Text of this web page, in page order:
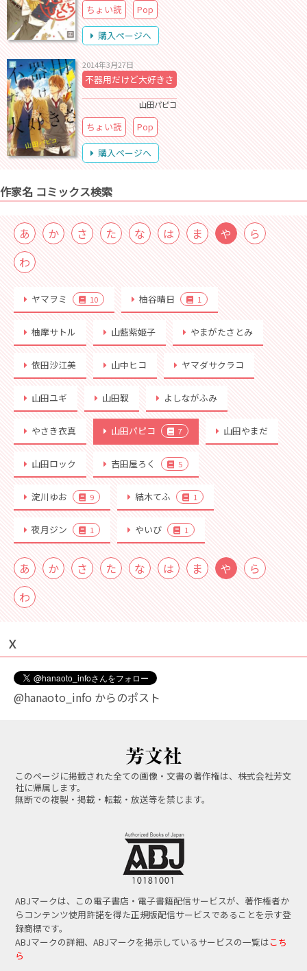
ちょい読
Pop
購入ページへ
2014年3月27日
不器用だけど大好きさ
山田パピコ
ちょい読
Pop
購入ページへ
作家名 コミックス検索
あ か さ た な は ま や
ら
わ
ヤマヲミ 10 柚谷晴日 1
柚摩サトル 山藍紫姫子 やまがたさとみ
依田沙江美 山中ヒコ ヤマダサクラコ
山田ユギ 山田靫 よしながふみ
やさき衣真 山田パピコ 7 山田やまだ
山田ロック 吉田屋ろく 5
淀川ゆお 9 結木てふ 1
夜月ジン 1 やいび 1
あ か さ た な は ま や
ら
わ
Ｘ
@hanaoto_info からのポスト
このページに掲載された全ての画像・文書の著作権は、株式会社芳文
社に帰属します。
無断での複製・掲載・転載・放送等を禁じます。
ABJマークは、この電子書店・電子書籍配信サービスが、著作権者か
らコンテンツ使用許諾を得た正規版配信サービスであることを示す登
録商標です。
ABJマークの詳細、ABJマークを掲示しているサービスの一覧はこち
ら